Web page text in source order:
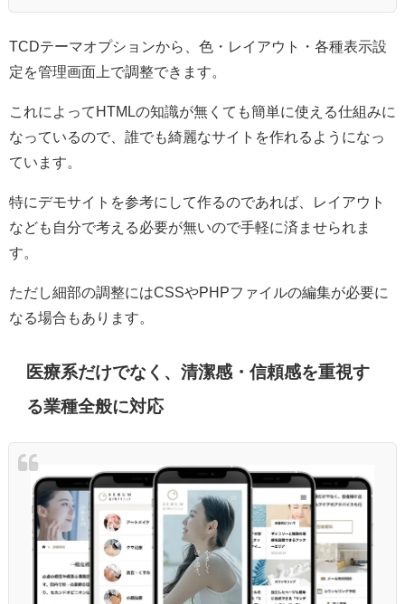
TCDテーマオプションから、色・レイアウト・各種表示設
定を管理画面上で調整できます。
これによってHTMLの知識が無くても簡単に使える仕組みに
なっているので、誰でも綺麗なサイトを作れるようになっ
ています。
特にデモサイトを参考にして作るのであれば、レイアウト
なども自分で考える必要が無いので手軽に済ませられま
す。
ただし細部の調整にはCSSやPHPファイルの編集が必要に
なる場合もあります。
医療系だけでなく、清潔感・信頼感を重視す
る業種全般に対応